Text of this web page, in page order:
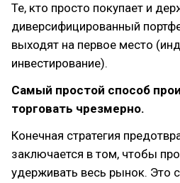
Те, кто просто покупает и
диверсифицированный
выходят на первое место
инвестирование).
Самый простой способ
торговать чрезмерно.
Конечная стратегия
заключается в том, чтобы
удерживать весь рынок. Это